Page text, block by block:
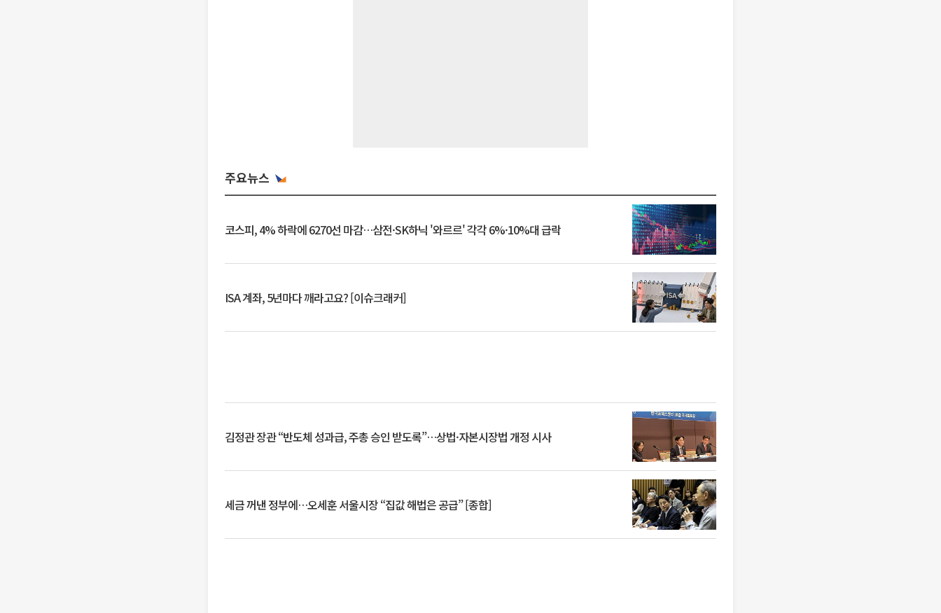
주요뉴스
코스피, 4% 하락에 6270선 마감…삼전·SK하닉 '와르르' 각각 6%·10%대 급락
ISA 계좌, 5년마다 깨라고요? [이슈크래커]
김정관 장관 “반도체 성과급, 주총 승인 받도록”…상법·자본시장법 개정 시사
세금 꺼낸 정부에…오세훈 서울시장 “집값 해법은 공급” [종합]